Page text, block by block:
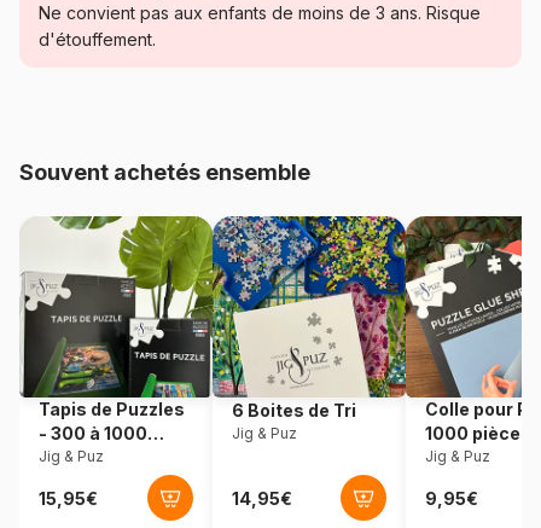
Catégorie
Provenance Roumanie
Dtoys-75000
EAN 5947502875000
Nombre de pièces 1000 pièces
Dimensions 68 x 47 cm
Ne convient pas aux enfants de moins de 3 ans. Risque
d'étouffement.
Souvent achetés ensemble
Tapis de Puzzles
- 300 à 1000
pièces
Jig & Puz
6 Boites de Tri
Jig & Puz
Colle pour
1000 pièces
Jig & Puz